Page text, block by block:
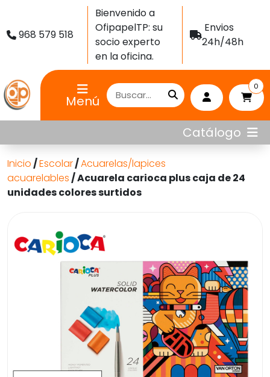
968 579 518
Bienvenido a
OfipapelTP: su
socio experto
en la oficina.
Envios
24h/48h
Menú
0
Catálogo
Inicio/Escolar/Acuarelas/lapices
acuarelables/ Acuarela carioca plus caja de 24
unidades colores surtidos